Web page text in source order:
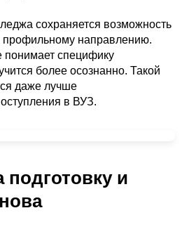
сохраняется возможность
профильному направлению.
понимает специфику
более осознанно. Такой
даже лучше
в ВУЗ.
подготовку и